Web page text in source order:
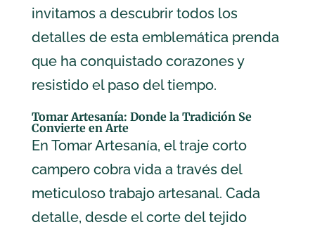
invitamos a descubrir todos los
detalles de esta emblemática prenda
que ha conquistado corazones y
resistido el paso del tiempo.
Tomar Artesanía: Donde la Tradición Se
Convierte en Arte
En Tomar Artesanía, el traje corto
campero cobra vida a través del
meticuloso trabajo artesanal. Cada
detalle, desde el corte del tejido